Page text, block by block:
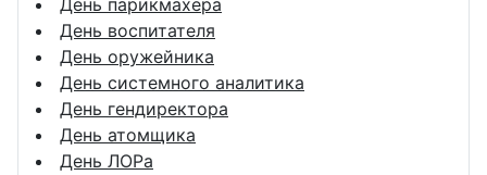
День парикмахера
День воспитателя
День оружейника
День системного аналитика
День гендиректора
День атомщика
День ЛОРа